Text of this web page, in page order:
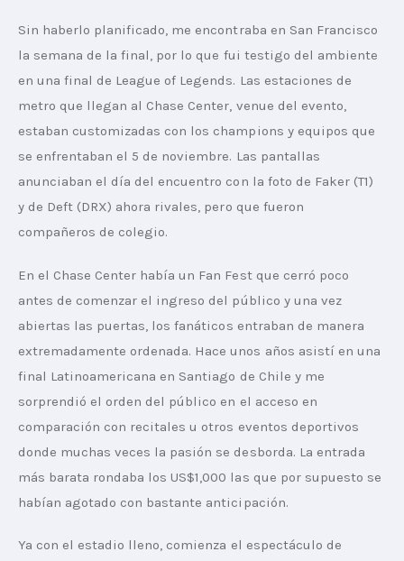
Sin haberlo planificado, me encontraba en San Francisco
la semana de la final, por lo que fui testigo del ambiente
en una final de League of Legends. Las estaciones de
metro que llegan al Chase Center, venue del evento,
estaban customizadas con los champions y equipos que
se enfrentaban el 5 de noviembre. Las pantallas
anunciaban el día del encuentro con la foto de Faker (T1)
y de Deft (DRX) ahora rivales, pero que fueron
compañeros de colegio.
En el Chase Center había un Fan Fest que cerró poco
antes de comenzar el ingreso del público y una vez
abiertas las puertas, los fanáticos entraban de manera
extremadamente ordenada. Hace unos años asistí en una
final Latinoamericana en Santiago de Chile y me
sorprendió el orden del público en el acceso en
comparación con recitales u otros eventos deportivos
donde muchas veces la pasión se desborda. La entrada
más barata rondaba los US$1,000 las que por supuesto se
habían agotado con bastante anticipación.
Ya con el estadio lleno, comienza el espectáculo de